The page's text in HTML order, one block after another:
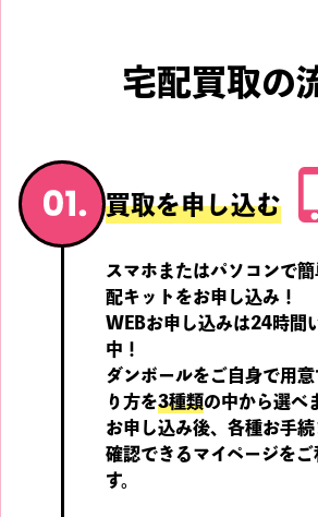
aespa WINTER Tシャツ W
hiplash 5th Mini Album Li
mited Ver. フリーサイズ
ウィンター
買取強化中!!
aespa
aespa
ASEBALL
買
BTS BE@RBRICK 400％ ベ
宅配買取の
買取を申し込む
スマホまたはパソコンで
配キットをお申し込み！
WEBお申し込みは24時間
中！
ダンボールをご自身で用意
り方を3種類の中から選べ
お申し込み後、各種お手
確認できるマイページを
す。